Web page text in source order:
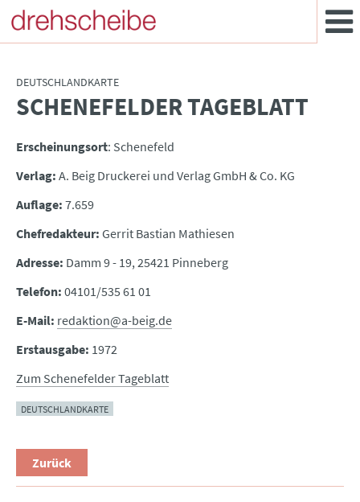
DEUTSCHLANDKARTE
:SCHENEFELDER TAGEBLATT
Erscheinungsort: Schenefeld
Verlag: A. Beig Druckerei und Verlag GmbH & Co. KG
Auflage: 7.659
Chefredakteur: Gerrit Bastian Mathiesen
Adresse: Damm 9 - 19, 25421 Pinneberg
Telefon: 04101/535 61 01
E-Mail: redaktion@a-beig.de
Erstausgabe: 1972
Zum Schenefelder Tageblatt
DEUTSCHLANDKARTE
Zurück